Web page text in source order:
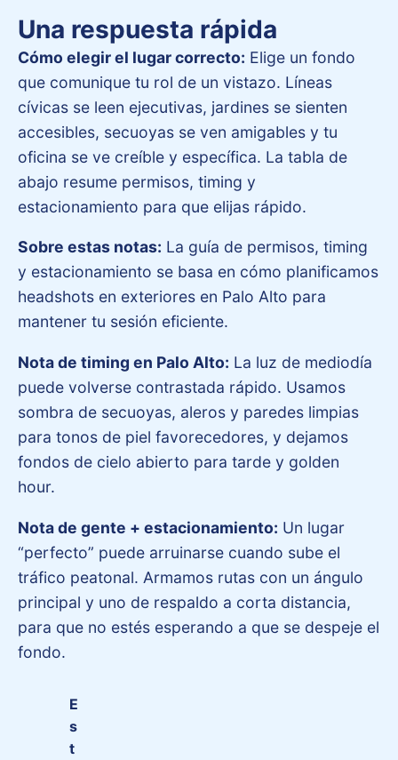
Una respuesta rápida
Cómo elegir el lugar correcto: Elige un fondo
que comunique tu rol de un vistazo. Líneas
cívicas se leen ejecutivas, jardines se sienten
accesibles, secuoyas se ven amigables y tu
oficina se ve creíble y específica. La tabla de
abajo resume permisos, timing y
estacionamiento para que elijas rápido.
Sobre estas notas: La guía de permisos, timing
y estacionamiento se basa en cómo planificamos
headshots en exteriores en Palo Alto para
mantener tu sesión eficiente.
Nota de timing en Palo Alto: La luz de mediodía
puede volverse contrastada rápido. Usamos
sombra de secuoyas, aleros y paredes limpias
para tonos de piel favorecedores, y dejamos
fondos de cielo abierto para tarde y golden
hour.
Nota de gente + estacionamiento: Un lugar
“perfecto” puede arruinarse cuando sube el
tráfico peatonal. Armamos rutas con un ángulo
principal y uno de respaldo a corta distancia,
para que no estés esperando a que se despeje el
fondo.
E
s
t